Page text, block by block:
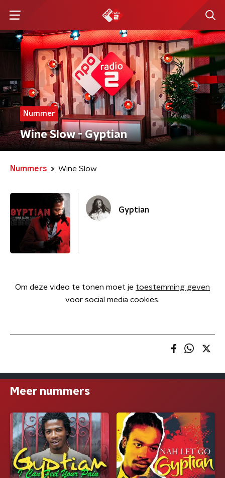
Nummer
Wine Slow - Gyptian
Nummers Wine Slow
Gyptian
Om deze video te tonen moet je toestemming geven
voor social media cookies.
Meer nummers